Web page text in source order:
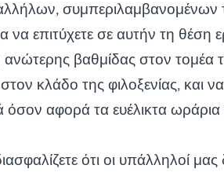
να επιτύχετε σε αυτήν τη θέση
ανώτερης βαθμίδας στον
κλάδο της φιλοξενίας, και
όσον αφορά τα ευέλικτα ωράρια
ότι οι υπάλληλοί